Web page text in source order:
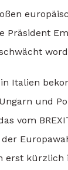
Präsident
Italien
und
vom
erst